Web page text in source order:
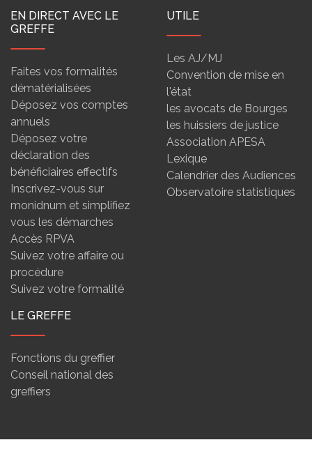
EN DIRECT AVEC LE
GREFFE
Faites vos formalités
dématérialisées
Déposez vos comptes
annuels
Déposez votre
déclaration des
bénéficiaires effectifs
Inscrivez-vous sur
monidnum et simplifiez
vous les démarches
Accès RPVA
Suivez votre affaire ou
procédure
Suivez votre formalité
UTILE
Les AJ/MJ
Convention de mise en
l'état
les avocats de Bourges
les huissiers de justice
Association APESA
Lexique
Calendrier des Audiences
Observatoire statistiques
LE GREFFE
Fonctions du greffier
Conseil national des
greffiers